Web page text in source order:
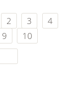
2 3
4
9
10